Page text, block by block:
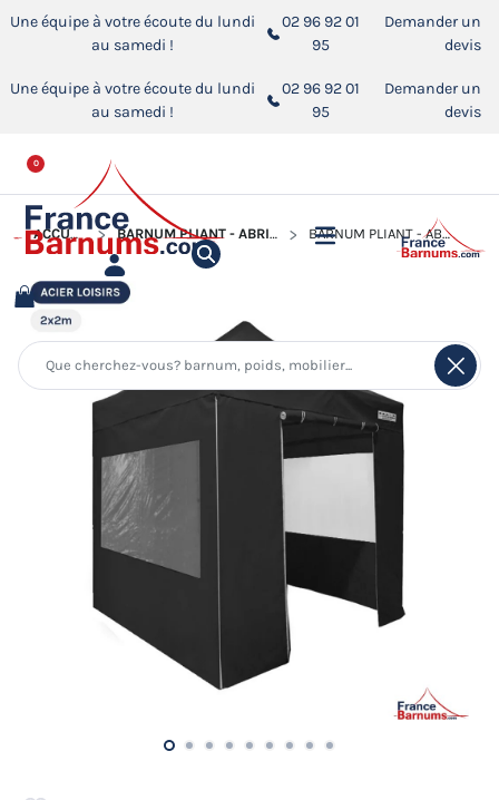
Une équipe à votre écoute du lundi
au samedi !
02 96 92 01
95
Demander un
devis
Une équipe à votre écoute du lundi
au samedi !
02 96 92 01
95
Demander un
devis
0
ACCUEIL BARNUM PLIANT - ABRI PLIABLE ACIER LOISIRS BARNUM PLIANT - ABRI PLIABLE ACIER LOISIRS 2MX2M NOIR AVEC PACK FENÊTRES